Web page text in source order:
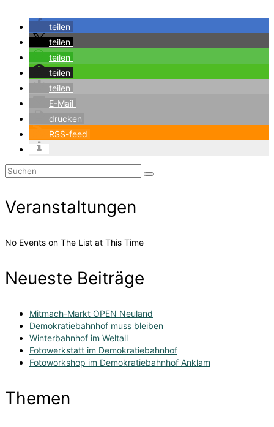
teilen
teilen
teilen
teilen
teilen
E-Mail
drucken
RSS-feed
Suchen
Veranstaltungen
No Events on The List at This Time
Neueste Beiträge
Mitmach-Markt OPEN Neuland
Demokratiebahnhof muss bleiben
Winterbahnhof im Weltall
Fotowerkstatt im Demokratiebahnhof
Fotoworkshop im Demokratiebahnhof Anklam
Themen